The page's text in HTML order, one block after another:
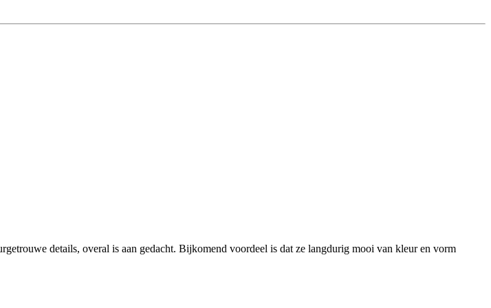
details, overal is aan gedacht. Bijkomend voordeel is dat ze langdurig mooi van kleur en vorm